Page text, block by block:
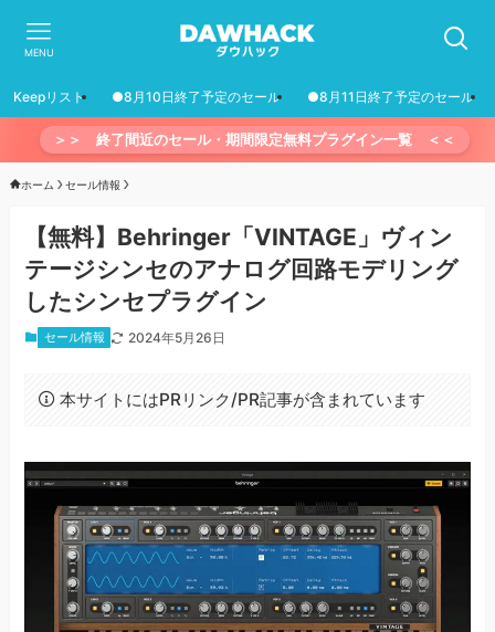
MENU
Keepリスト ●8月10日終了予定のセール ●8月11日終了予定のセール
＞＞ 終了間近のセール・期間限定無料プラグイン一覧 ＜＜
ホーム セール情報
【無料】Behringer「VINTAGE」ヴィン
テージシンセのアナログ回路モデリング
したシンセプラグイン
セール情報 2024年5月26日
本サイトにはPRリンク/PR記事が含まれています